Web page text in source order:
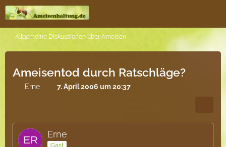
Allgemeine Diskussionen über Ameisen
Ameisentod durch Ratschläge?
Erne 7. April 2006 um 20:37
Erne
Gast